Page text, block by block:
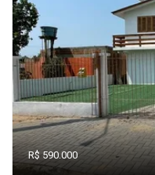
R$ 590.000